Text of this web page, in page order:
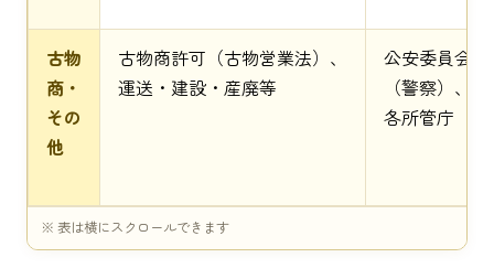
古物
商・
その
他
古物商許可（古物営業法）、
運送・建設・産廃等
公安委員会
（警察）、
各所管庁